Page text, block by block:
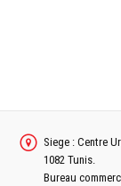
Siege : Centre
1082 Tunis.
Bureau